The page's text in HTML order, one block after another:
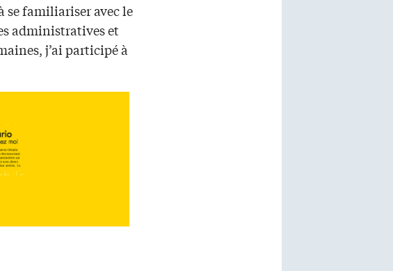
se familiariser avec le
administratives et
j’ai participé à